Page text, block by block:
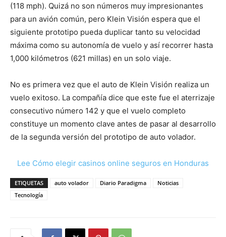
(118 mph). Quizá no son números muy impresionantes
para un avión común, pero Klein Visión espera que el
siguiente prototipo pueda duplicar tanto su velocidad
máxima como su autonomía de vuelo y así recorrer hasta
1,000 kilómetros (621 millas) en un solo viaje.
No es primera vez que el auto de Klein Visión realiza un
vuelo exitoso. La compañía dice que este fue el aterrizaje
consecutivo número 142 y que el vuelo completo
constituye un momento clave antes de pasar al desarrollo
de la segunda versión del prototipo de auto volador.
Lee Cómo elegir casinos online seguros en Honduras
ETIQUETAS auto volador Diario Paradigma
Noticias
Tecnología